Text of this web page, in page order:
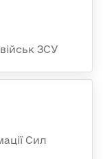
ЗСУ
Сил